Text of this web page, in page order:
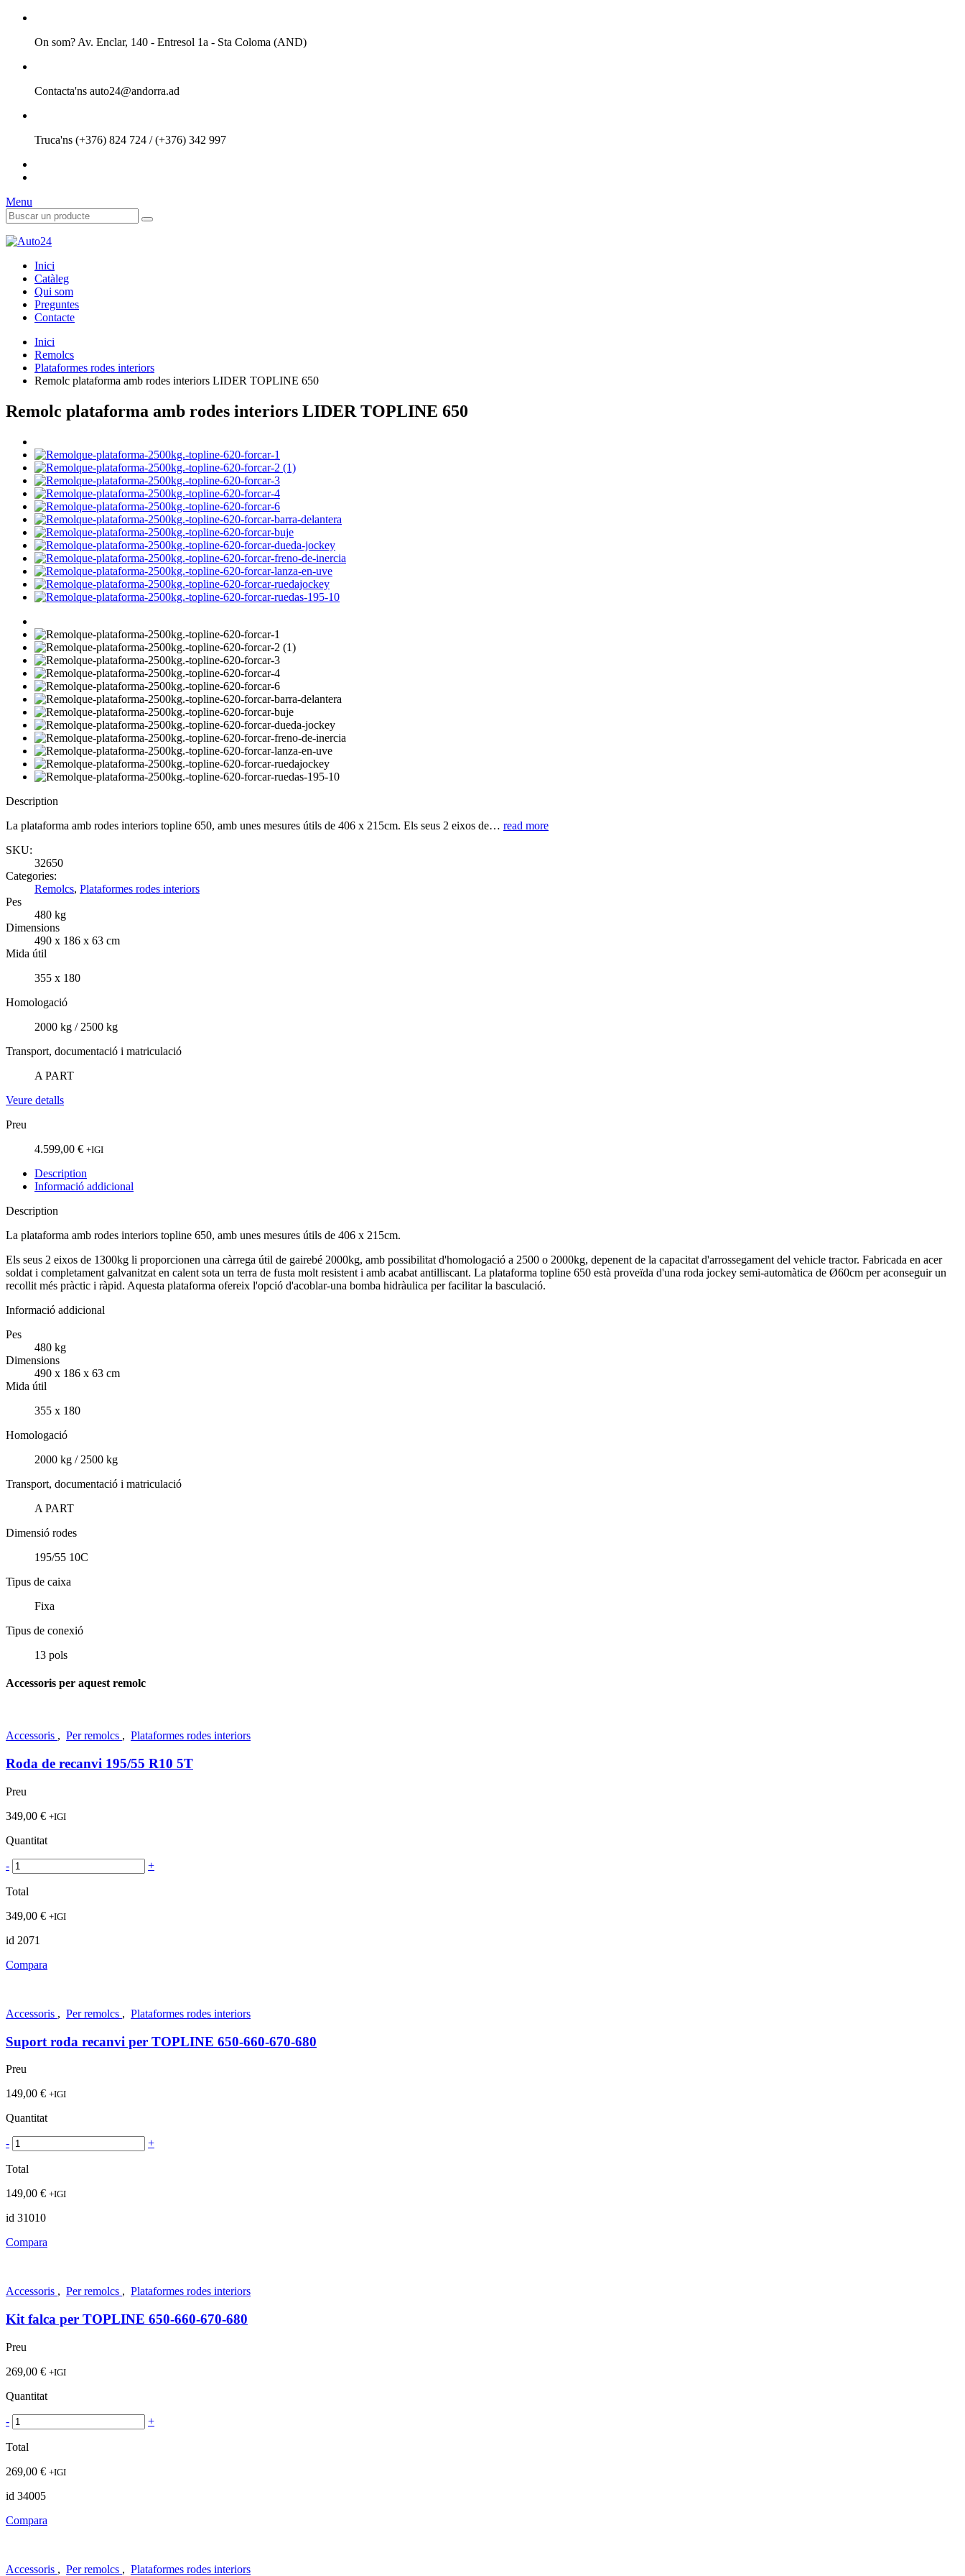
On som? Av. Enclar, 140 - Entresol 1a - Sta Coloma (AND)
Contacta'ns auto24@andorra.ad
Truca'ns (+376) 824 724 / (+376) 342 997
Menu
Inici
Catàleg
Qui som
Preguntes
Contacte
Inici
Remolcs
Plataformes rodes interiors
Remolc plataforma amb rodes interiors LIDER TOPLINE 650
Remolc plataforma amb rodes interiors LIDER TOPLINE 650
Description
La plataforma amb rodes interiors topline 650, amb unes mesures útils de 406 x 215cm. Els seus 2 eixos de… read more
SKU:
32650
Categories:
Remolcs, Plataformes rodes interiors
Pes
480 kg
Dimensions
490 x 186 x 63 cm
Mida útil
355 x 180
Homologació
2000 kg / 2500 kg
Transport, documentació i matriculació
A PART
Veure detalls
Preu
4.599,00 € +IGI
Description
Informació addicional
Description
La plataforma amb rodes interiors topline 650, amb unes mesures útils de 406 x 215cm.
Els seus 2 eixos de 1300kg li proporcionen una càrrega útil de gairebé 2000kg, amb possibilitat d'homologació a 2500 o 2000kg, depenent de la capacitat d'arrossegament del vehicle tractor. Fabricada en acer
soldat i completament galvanitzat en calent sota un terra de fusta molt resistent i amb acabat antilliscant. La plataforma topline 650 està proveïda d'una roda jockey semi-automàtica de Ø60cm per aconseguir un
recollit més pràctic i ràpid. Aquesta plataforma ofereix l'opció d'acoblar-una bomba hidràulica per facilitar la basculació.
Informació addicional
Pes
480 kg
Dimensions
490 x 186 x 63 cm
Mida útil
355 x 180
Homologació
2000 kg / 2500 kg
Transport, documentació i matriculació
A PART
Dimensió rodes
195/55 10C
Tipus de caixa
Fixa
Tipus de conexió
13 pols
Accessoris per aquest remolc
Accessoris , Per remolcs , Plataformes rodes interiors
Roda de recanvi 195/55 R10 5T
Preu
349,00 € +IGI
Quantitat
- +
Total
349,00 € +IGI
id 2071
Compara
Accessoris , Per remolcs , Plataformes rodes interiors
Suport roda recanvi per TOPLINE 650-660-670-680
Preu
149,00 € +IGI
Quantitat
- +
Total
149,00 € +IGI
id 31010
Compara
Accessoris , Per remolcs , Plataformes rodes interiors
Kit falca per TOPLINE 650-660-670-680
Preu
269,00 € +IGI
Quantitat
- +
Total
269,00 € +IGI
id 34005
Compara
Accessoris , Per remolcs , Plataformes rodes interiors